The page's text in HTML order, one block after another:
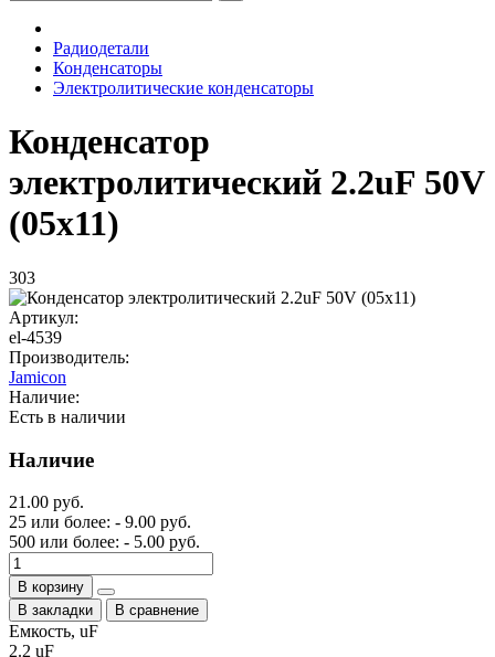
Радиодетали
Конденсаторы
Электролитические конденсаторы
Конденсатор
электролитический 2.2uF 50V
(05x11)
303
Артикул:
el-4539
Производитель:
Jamicon
Наличие:
Есть в наличии
Наличие
21.00 руб.
25 или более: - 9.00 руб.
500 или более: - 5.00 руб.
В корзину
В закладки
В сравнение
Емкость, uF
2.2 uF